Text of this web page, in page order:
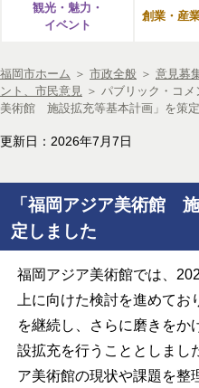
観光・魅力・
イベント
創業・産
福岡市ホーム ＞ 市政全般 ＞ 意見募
ント、市民意見 ＞ パブリック・コ
美術館 施設拡充等基本計画」を策
更新日：2026年7月7日
「福岡アジア美術館
定しました
福岡アジア美術館では、
上に向けた検討を進めて
を継続し、さらに磨きをか
設拡充を行うこととしまし
ア美術館の現状や課題を整